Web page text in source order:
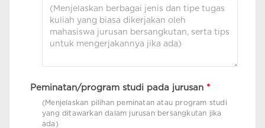
Peminatan/program studi pada jurusan *
(Menjelaskan pilihan peminatan atau program studi
yang ditawarkan dalam jurusan bersangkutan jika
ada)